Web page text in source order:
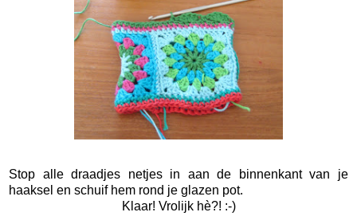
Stop alle draadjes netjes in aan de binnenkant van je
haaksel en schuif hem rond je glazen pot.
Klaar! Vrolijk hè?! :-)